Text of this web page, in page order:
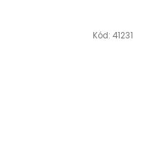
Kód: 41231